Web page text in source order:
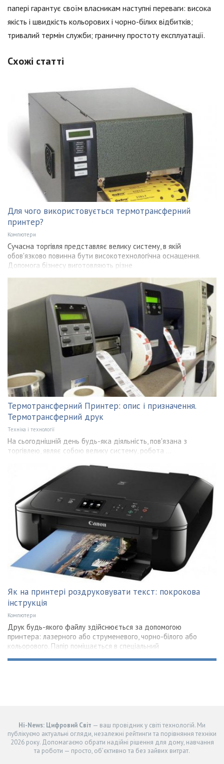
папері гарантує своїм власникам наступні переваги: висока
якість і швидкість кольорових і чорно-білих відбитків;
тривалий термін служби; граничну простоту експлуатації.
Схожі статті
Для чого використовується термотрансферний
принтер?
Компютери
Сучасна торгівля представляє велику систему, в якій
обов'язково повинна бути високотехнологічна оснащення.
Допомога бізнесу виготовляють різне
Термотрансферний Принтер: опис і призначення.
Термотрансферний друк
Техніка і технології
На сьогоднішній день будь-яка діяльність, пов'язана з
торгівлею, являє собою велику систему, робота ...
Як на принтері роздруковувати текст: покрокова
інструкція
Компютери
Друк будь-якого файлу здійснюється за допомогою
принтера: лазерного або струменевого, чорно-білого або
кольорового. Папір поміщається в спеціальний
Hi-News: Цифровий Світ — ваш провідник у світі технологій. Ми
публікуємо актуальні огляди, незалежні рейтинги та порівняння техніки
2026 року. Допомагаємо обрати надійні рішення для дому, навчання
та роботи — просто, об’єктивно та без зайвих витрат.